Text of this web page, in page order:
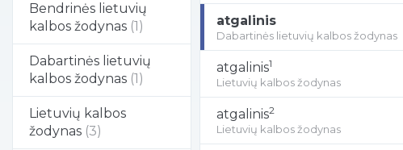
Bendrinės lietuvių
kalbos žodynas (1)
Dabartinės lietuvių
kalbos žodynas (1)
Lietuvių kalbos
žodynas (3)
atgalinis
Dabartinės lietuvių kalbos žodynas
atgalinis1
Lietuvių kalbos žodynas
atgalinis2
Lietuvių kalbos žodynas